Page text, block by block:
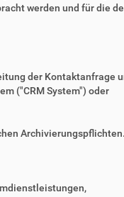
werden und für die
der Kontaktanfrage
("CRM System") oder
Archivierungspflichten.